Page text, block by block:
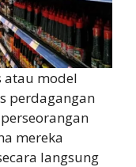
atau model
perdagangan
mereka
langsung